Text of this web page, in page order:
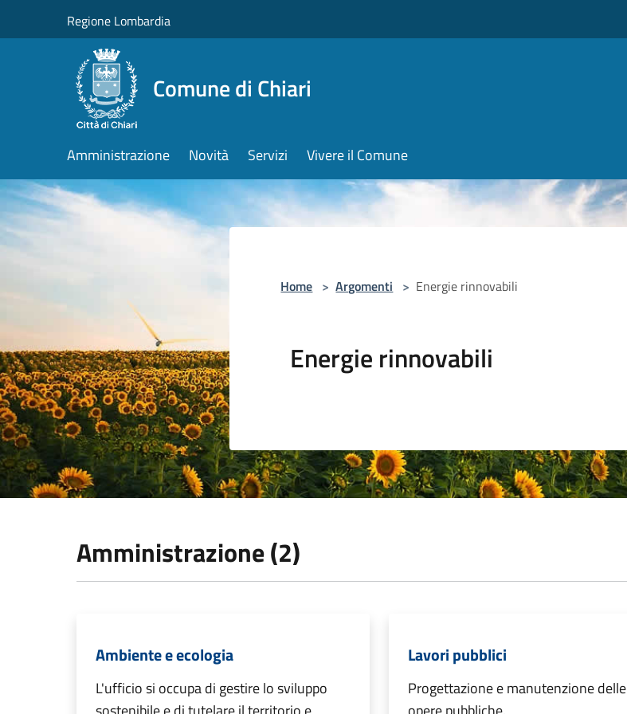
Regione Lombardia
Comune di Chiari
Amministrazione Novità Servizi Vivere il Comune
Home > Argomenti > Energie rinnovabili
Energie rinnovabili
Amministrazione (2)
Ambiente e ecologia
L'ufficio si occupa di gestire lo sviluppo
Lavori pubblici
Progettazione e manutenzione delle